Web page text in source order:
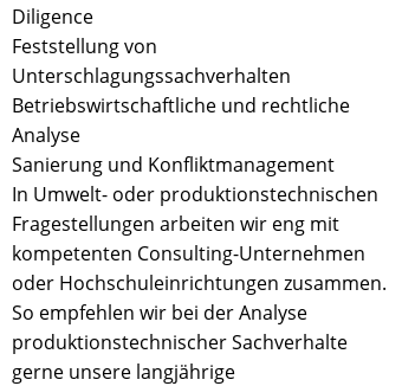
Diligence
Feststellung von
Unterschlagungssachverhalten
Betriebswirtschaftliche und rechtliche
Analyse
Sanierung und Konfliktmanagement
In Umwelt- oder produktionstechnischen
Fragestellungen arbeiten wir eng mit
kompetenten Consulting-Unternehmen
oder Hochschuleinrichtungen zusammen.
So empfehlen wir bei der Analyse
produktionstechnischer Sachverhalte
gerne unsere langjährige